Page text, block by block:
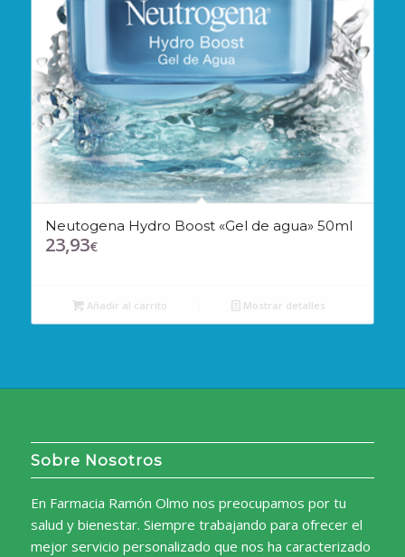
Neutogena Hydro Boost «Gel de agua» 50ml
23,93€
Añadir al carrito Mostrar detalles
Sobre Nosotros
En Farmacia Ramón Olmo nos preocupamos por tu
salud y bienestar. Siempre trabajando para ofrecer el
mejor servicio personalizado que nos ha caracterizado